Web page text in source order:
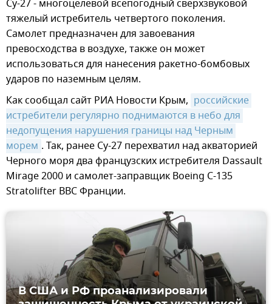
Су-27 - многоцелевой всепогодный сверхзвуковой
тяжелый истребитель четвертого поколения.
Самолет предназначен для завоевания
превосходства в воздухе, также он может
использоваться для нанесения ракетно-бомбовых
ударов по наземным целям.
Как сообщал сайт РИА Новости Крым, российские
истребители регулярно поднимаются в небо для
недопущения нарушения границы над Черным
морем . Так, ранее Су-27 перехватил над акваторией
Черного моря два французских истребителя Dassault
Mirage 2000 и самолет-заправщик Boeing C-135
Stratolifter ВВС Франции.
В США и РФ проанализировали